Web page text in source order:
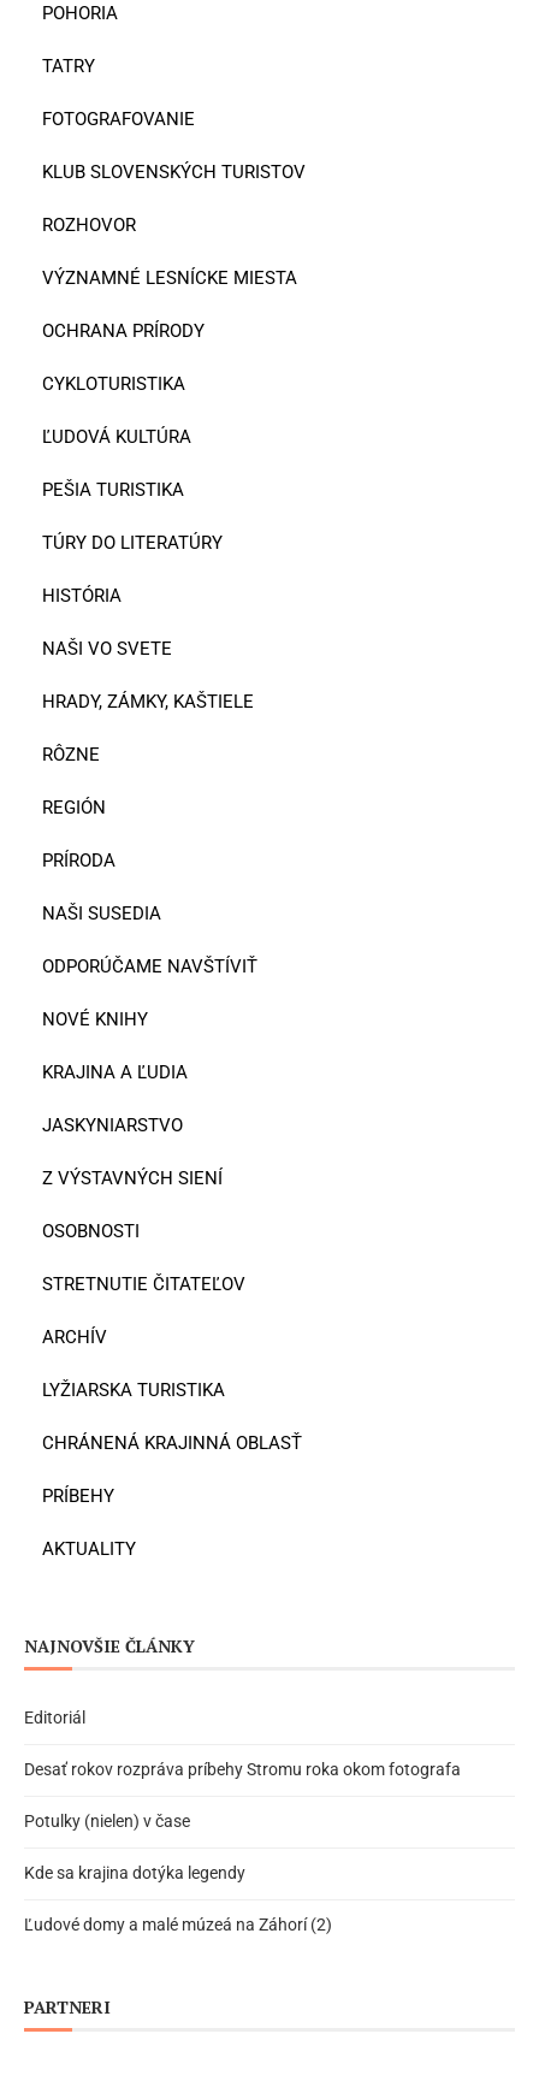
POHORIA
TATRY
FOTOGRAFOVANIE
KLUB SLOVENSKÝCH TURISTOV
ROZHOVOR
VÝZNAMNÉ LESNÍCKE MIESTA
OCHRANA PRÍRODY
CYKLOTURISTIKA
ĽUDOVÁ KULTÚRA
PEŠIA TURISTIKA
TÚRY DO LITERATÚRY
HISTÓRIA
NAŠI VO SVETE
HRADY, ZÁMKY, KAŠTIELE
RÔZNE
REGIÓN
PRÍRODA
NAŠI SUSEDIA
ODPORÚČAME NAVŠTÍVIŤ
NOVÉ KNIHY
KRAJINA A ĽUDIA
JASKYNIARSTVO
Z VÝSTAVNÝCH SIENÍ
OSOBNOSTI
STRETNUTIE ČITATEĽOV
ARCHÍV
LYŽIARSKA TURISTIKA
CHRÁNENÁ KRAJINNÁ OBLASŤ
PRÍBEHY
AKTUALITY
NAJNOVŠIE ČLÁNKY
Editoriál
Desať rokov rozpráva príbehy Stromu roka okom fotografa
Potulky (nielen) v čase
Kde sa krajina dotýka legendy
Ľudové domy a malé múzeá na Záhorí (2)
PARTNERI